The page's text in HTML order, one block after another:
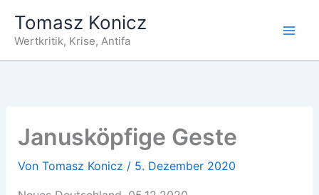
Inhalt
springen
Tomasz Konicz
Wertkritik, Krise, Antifa
Janusköpfige Geste
Von Tomasz Konicz / 5. Dezember 2020